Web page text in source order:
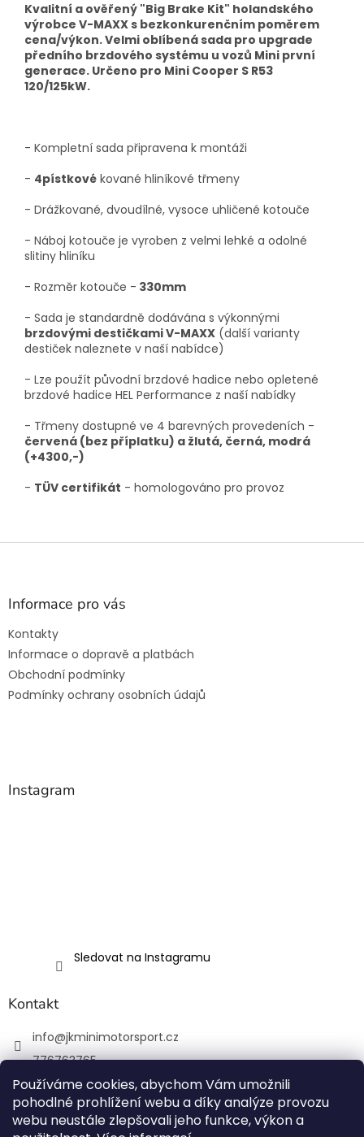
Používáme cookies, abychom Vám umožnili
pohodlné prohlížení webu a díky analýze provozu
webu neustále zlepšovali jeho funkce, výkon a
Kvalitní a ověřený "Big Brake Kit" holandského
výrobce V-MAXX s bezkonkurenčním poměrem
cena/výkon. Velmi oblíbená sada pro upgrade
předního brzdového systému u vozů Mini první
generace. Určeno pro Mini Cooper S R53
120/125kW.
- Kompletní sada připravena k montáži
- 4pístkové kované hliníkové třmeny
- Drážkované, dvoudílné, vysoce uhličené kotouče
- Náboj kotouče je vyroben z velmi lehké a odolné
slitiny hliníku
- Rozměr kotouče - 330mm
- Sada je standardně dodávána s výkonnými
brzdovými destičkami V-MAXX (další varianty
destiček naleznete v naší nabídce)
- Lze použít původní brzdové hadice nebo opletené
brzdové hadice HEL Performance z naší nabídky
- Třmeny dostupné ve 4 barevných provedeních -
červená (bez příplatku) a žlutá, černá, modrá
(+4300,-)
- TÜV certifikát - homologováno pro provoz
Z
Informace pro vás
Kontakty
Informace o dopravě a platbách
Obchodní podmínky
Podmínky ochrany osobních údajů
Instagram
Sledovat na Instagramu
Kontakt
info@jkminimotorsport.cz
776763765
JK MINI Motorsport
JKMiniMotorsport.cz